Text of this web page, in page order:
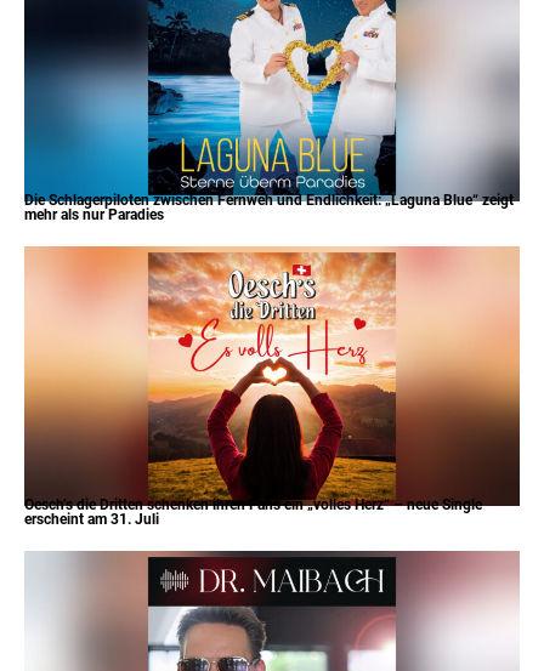
Die Schlagerpiloten zwischen Fernweh und Endlichkeit: „Laguna Blue“ zeigt
mehr als nur Paradies
Oesch’s die Dritten schenken ihren Fans ein „volles Herz“ – neue Single
erscheint am 31. Juli